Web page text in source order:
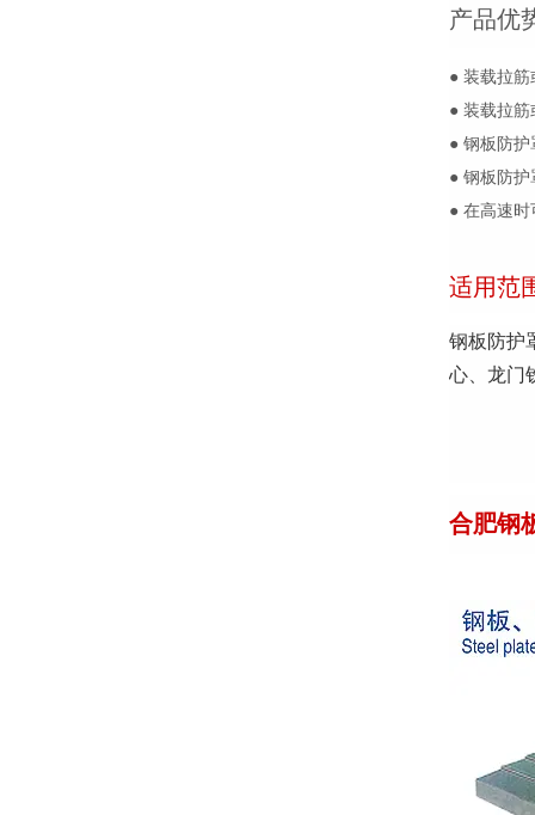
产品优
● 装载拉
● 装载拉
● 钢板防
● 钢板防
● 在高速
适用范
钢板防护
心、龙门
合肥钢